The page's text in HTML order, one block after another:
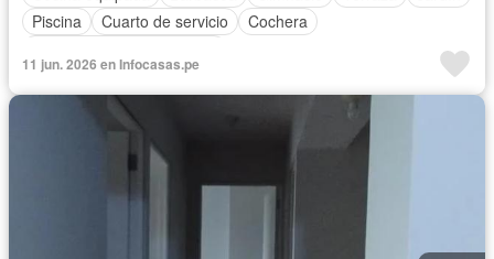
Piscina
Cuarto de servicio
Cochera
11 jun. 2026 en Infocasas.pe